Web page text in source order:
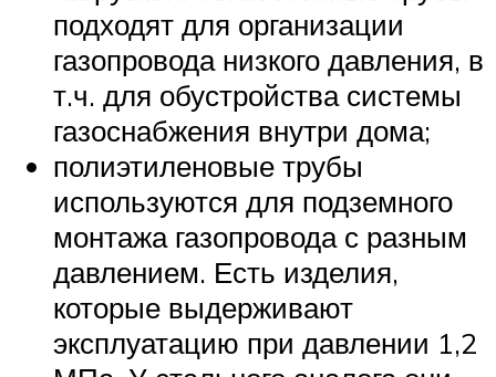
подходят для организации
газопровода низкого давления, в
т.ч. для обустройства системы
газоснабжения внутри дома;
полиэтиленовые трубы
используются для подземного
монтажа газопровода с разным
давлением. Есть изделия,
которые выдерживают
эксплуатацию при давлении 1,2